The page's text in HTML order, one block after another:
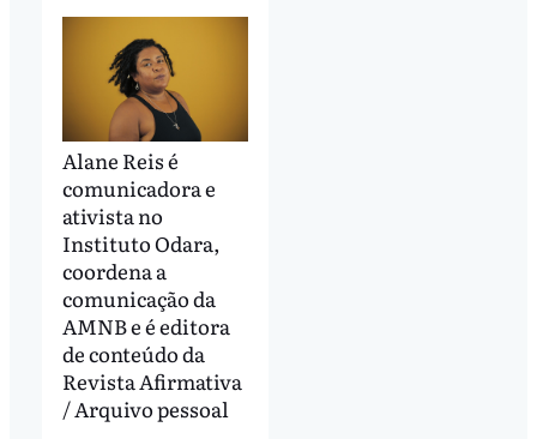
Alane Reis é
comunicadora e
ativista no
Instituto Odara,
coordena a
comunicação da
AMNB e é editora
de conteúdo da
Revista Afirmativa
/ Arquivo pessoal